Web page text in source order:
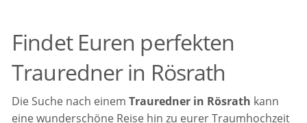
Findet Euren perfekten
Trauredner in Rösrath
Die Suche nach einemTrauredner in Rösrath kann
eine wunderschöne Reise hin zu eurer Traumhochzeit